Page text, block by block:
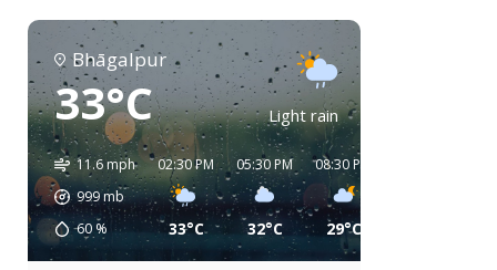
Bhāgalpur
33°C Light rain
11.6 mph
999mb
60 %
02:30 PM
33°C
05:30 PM
32°C
08:30 PM
29°C